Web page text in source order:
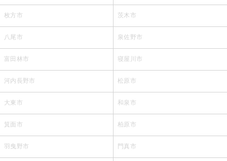
枚方市 茨木市
八尾市 泉佐野市
富田林市 寝屋川市
河内長野市 松原市
大東市 和泉市
箕面市 柏原市
羽曳野市 門真市